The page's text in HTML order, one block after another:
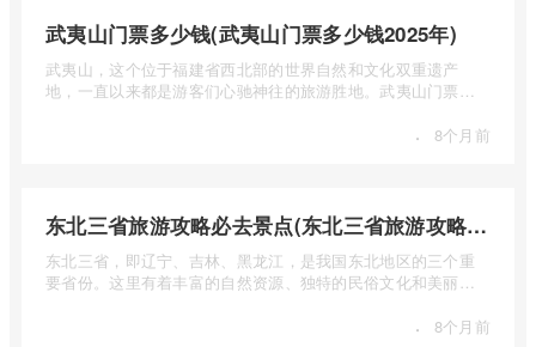
武夷山门票多少钱(武夷山门票多少钱2025年)
武夷山，这个位于福建省西北部的世界自然和文化双重遗产
地，一直以来都是游客们心驰神往的旅游胜地。武夷山门票多
· 8个月前
东北三省旅游攻略必去景点(东北三省旅游攻略必去景点视频介绍)
东北三省，即辽宁、吉林、黑龙江，是我国东北地区的三个重
要省份。这里有着丰富的自然资源、独特的民俗文化和美丽的
· 8个月前